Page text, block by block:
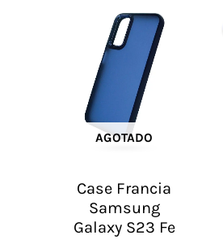
AGOTADO
Case Francia
Samsung
Galaxy S23 Fe